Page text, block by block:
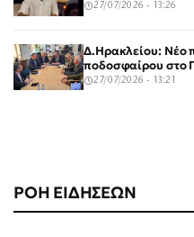
ΡΟΗ ΕΙΔΗΣΕΩΝ
27/07/2026 - 13:26
Δ.Ηρακλείου: Νέο
ποδοσφαίρου στο
27/07/2026 - 13:21